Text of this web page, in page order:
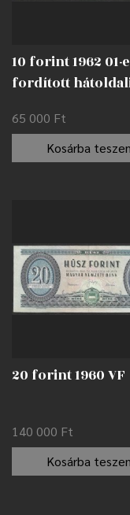
10 forint 1962 01-
fordított
65 000 Ft
Kosárba
20 forint 1960 VF
140 000 Ft
Kosárba